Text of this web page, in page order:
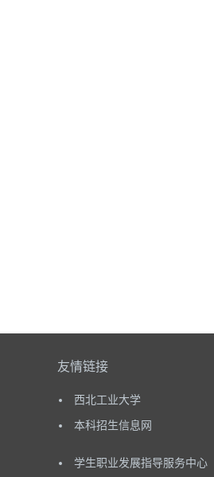
友情链接
西北工业大学
本科招生信息网
学生职业发展指导服务中心